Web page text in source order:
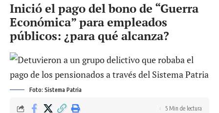
Inició el pago del bono de “Guerra
Económica” para empleados
públicos: ¿para qué alcanza?
Foto: Sistema Patria
5 Min de lectura